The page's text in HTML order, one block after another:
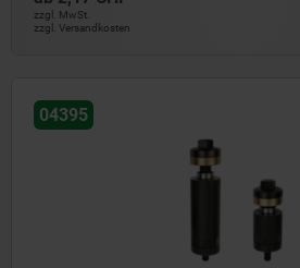
zzgl. MwSt.
zzgl. Versandkosten
04395